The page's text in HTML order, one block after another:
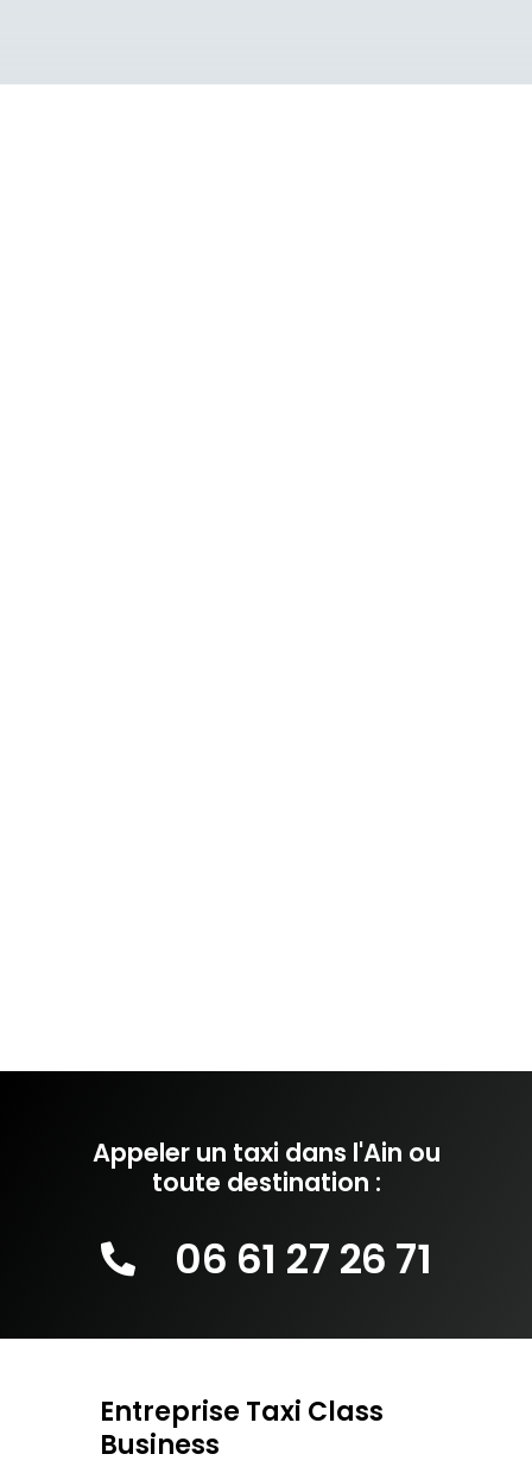
Appeler un taxi dans l'Ain ou
toute destination :
06 61 27 26 71
Entreprise Taxi Class
Business